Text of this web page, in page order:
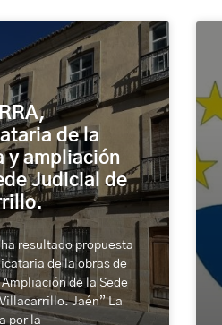
de la
y ampliación
Judicial de
ha resultado propuesta
de la obras de
Ampliación de la Sede
Jaén” La
por la